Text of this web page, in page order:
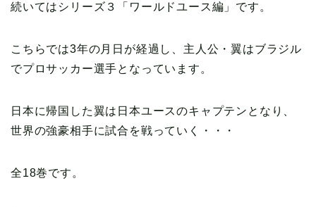
続いてはシリーズ３「ワールドユース編」です。
こちらでは3年の月日が経過し、主人公・翼はブラジル
でプロサッカー選手となっています。
日本に帰国した翼は日本ユースのキャプテンとなり、
世界の強豪相手に試合を戦っていく・・・
全18巻です。